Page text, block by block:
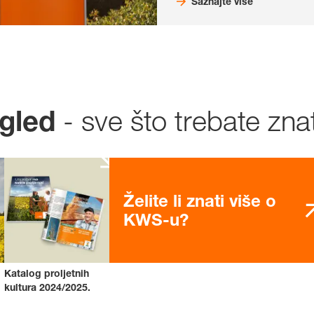
- sve što trebate
Katalog proljetnih
kultura 2024/2025.
Želite li znati više o
KWS-u?